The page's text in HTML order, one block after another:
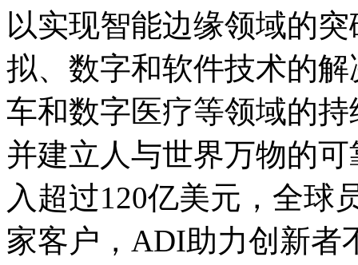
以实现智能边缘领域的
拟、数字和软件技术的
车和数字医疗等领域的
并建立人与世界万物的
入超过120亿美元，全球
家客户，ADI助力创新者